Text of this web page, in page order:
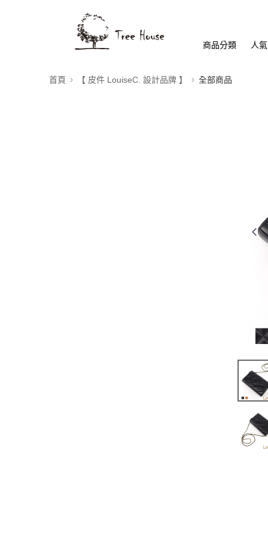
商品分類 人
首頁 【 皮件 LouiseC. 設計品牌 】 全部商品